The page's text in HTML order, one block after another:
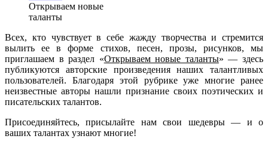
Открываем новые
таланты
Всех, кто чувствует в себе жажду творчества и стремится
вылить ее в форме стихов, песен, прозы, рисунков, мы
приглашаем в раздел «Открываем новые таланты» — здесь
публикуются авторские произведения наших талантливых
пользователей. Благодаря этой рубрике уже многие ранее
неизвестные авторы нашли признание своих поэтических и
писательских талантов.
Присоединяйтесь, присылайте нам свои шедевры — и о
ваших талантах узнают многие!